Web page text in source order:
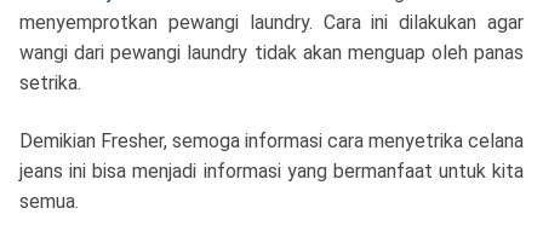
menyemprotkan pewangi laundry. Cara ini dilakukan agar
wangi dari pewangi laundry tidak akan menguap oleh panas
setrika.
Demikian Fresher, semoga informasi cara menyetrika celana
jeans ini bisa menjadi informasi yang bermanfaat untuk kita
semua.